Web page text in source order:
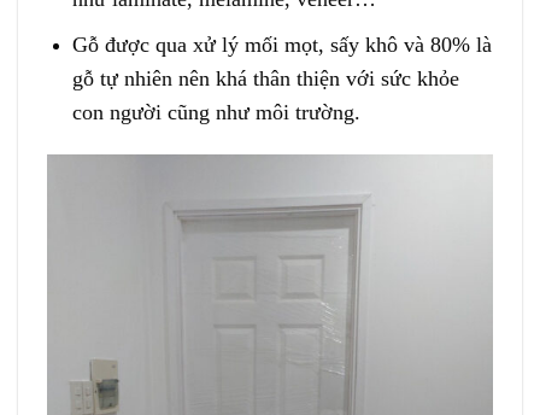
Gỗ được qua xử lý mối mọt, sấy khô và 80% là
gỗ tự nhiên nên khá thân thiện với sức khỏe
con người cũng như môi trường.